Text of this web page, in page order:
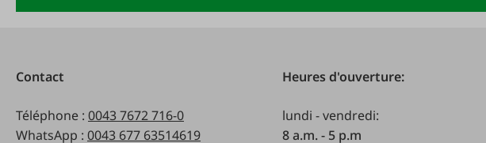
Contact
Téléphone : 0043 7672 716-0
WhatsApp : 0043 677 63514619
Heures d'ouverture:
lundi - vendredi:
8 a.m. - 5 p.m